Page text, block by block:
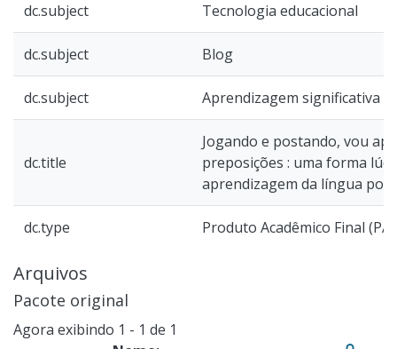
dc.subject Tecnologia educacional
dc.subject Blog
dc.subject Aprendizagem significativa
dc.title
Jogando e postando, vou
preposições : uma forma
aprendizagem da língua
dc.type Produto Acadêmico Final
Arquivos
Pacote original
Agora exibindo 1 - 1 de 1